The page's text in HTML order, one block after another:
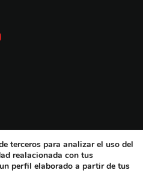
XXI 2026. Todos los
con
porManu
terceros para analizar el uso del
realacionada con tus
perfil elaborado a partir de tus